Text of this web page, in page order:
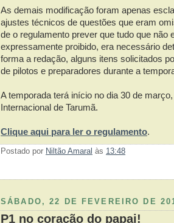
As demais modificação foram apenas
ajustes técnicos de questões que eram
de o regulamento prever que tudo que não
expressamente proibido, era necessário
forma a redação, alguns itens solicitados
de pilotos e preparadores durante a
A temporada terá início no dia 30 de
Internacional de Tarumã.
Clique aqui para ler o regulamento.
Postado por Niltão Amaral às 13:48
SÁBADO, 22 DE FEVEREIRO DE
P1 no coração do papai!